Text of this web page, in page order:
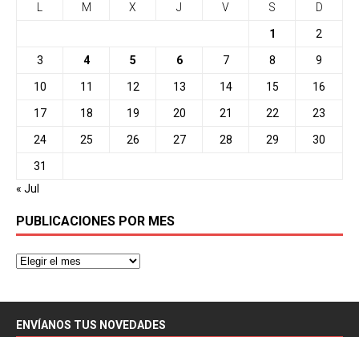
M X J V S D
1 2
3 4 5 6 7 8 9
10 11 12 13 14 15 16
17 18 19 20 21 22 23
24 25 26 27 28 29 30
31
« Jul
PUBLICACIONES POR MES
ENVÍANOS TUS NOVEDADES